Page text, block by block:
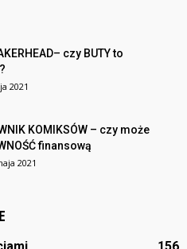
czy BUTY to
2021
KOMIKSÓW – czy może
finansową
2021